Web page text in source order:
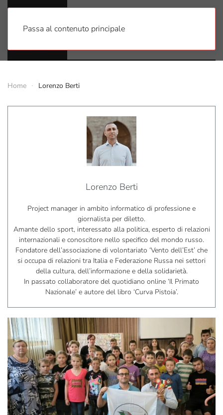
Passa al contenuto principale
Home Lorenzo Berti
Lorenzo Berti
Project manager in ambito informatico di professione e
giornalista per diletto.
Amante dello sport, interessato alla politica, esperto di relazioni
internazionali e conoscitore nello specifico del mondo russo.
Fondatore dell’associazione di volontariato ‘Vento dell’Est’ che
si occupa di relazioni tra Italia e Federazione Russa nei settori
della cultura, dell’informazione e della solidarietà.
In passato collaboratore del quotidiano online ‘Il Primato
Nazionale’ e autore del libro ‘Curva Pistoia’.